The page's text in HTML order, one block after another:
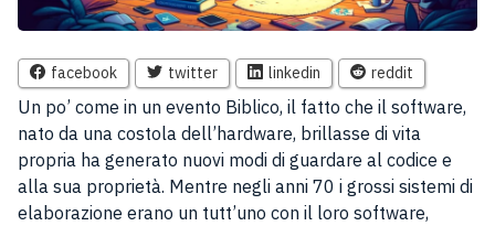
facebook twitter linkedin reddit
Un po’ come in un evento Biblico, il fatto che il software,
nato da una costola dell’hardware, brillasse di vita
propria ha generato nuovi modi di guardare al codice e
alla sua proprietà. Mentre negli anni 70 i grossi sistemi di
elaborazione erano un tutt’uno con il loro software,